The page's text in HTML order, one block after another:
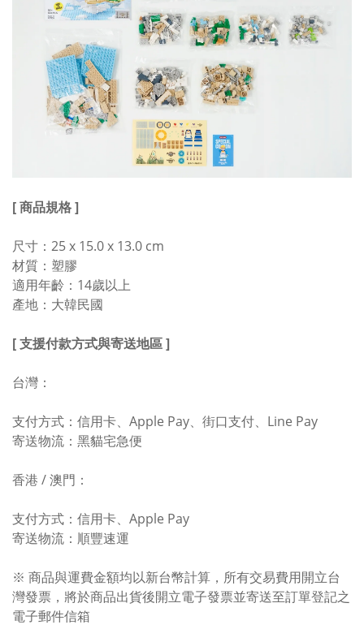
[ 商品規格 ]
尺寸：25 x 15.0 x 13.0 cm
材質：塑膠
適用年齡：14歲以上
產地：大韓民國
[ 支援付款方式與寄送地區 ]
台灣：
支付方式：信用卡、Apple Pay、街口支付、Line Pay
寄送物流：黑貓宅急便
香港 / 澳門：
支付方式：信用卡、Apple Pay
寄送物流：順豐速運
※ 商品與運費金額均以新台幣計算，所有交易費用開立台
灣發票，將於商品出貨後開立電子發票並寄送至訂單登記之
電子郵件信箱